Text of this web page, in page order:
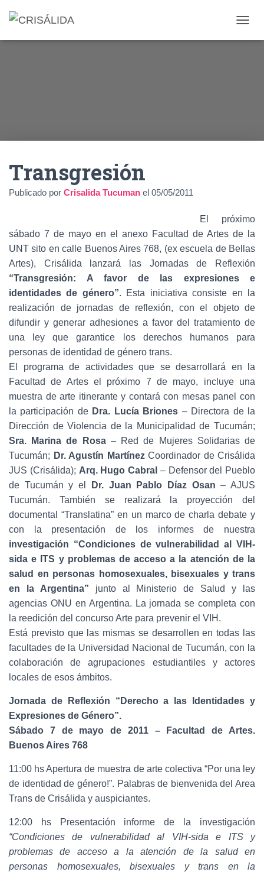
A
O
G
A
I
Ó
Transgresión
Publicado por Crisalida Tucuman el 05/05/2011
El próximo
sábado 7 de mayo en el anexo Facultad de Artes de la
UNT sito en calle Buenos Aires 768, (ex escuela de Bellas
Artes), Crisálida lanzará las Jornadas de Reflexión
“Transgresión: A favor de las expresiones e
identidades de género”. Esta iniciativa consiste en la
realización de jornadas de reflexión, con el objeto de
difundir y generar adhesiones a favor del tratamiento de
una ley que garantice los derechos humanos para
personas de identidad de género trans.
El programa de actividades que se desarrollará en la
Facultad de Artes el próximo 7 de mayo, incluye una
muestra de arte itinerante y contará con mesas panel con
la participación de Dra. Lucía Briones – Directora de la
Dirección de Violencia de la Municipalidad de Tucumán;
Sra. Marina de Rosa– Red de Mujeres Solidarias de
Tucumán; Dr. Agustín MartínezCoordinador de Crisálida
JUS (Crisálida); Arq. Hugo Cabral – Defensor del Pueblo
de Tucumán y el
Dr. Juan Pablo Díaz Osan – AJUS
Tucumán. También se realizará la proyección del
documental “Translatina” en un marco de charla debate y
con la presentación de los informes de nuestra
investigación “Condiciones de vulnerabilidad al VIH-
sida e ITS y problemas de acceso a la atención de la
salud en personas homosexuales, bisexuales y trans
en la Argentina” junto al Ministerio de Salud y las
agencias ONU en Argentina. La jornada se completa con
la reedición del concurso Arte para prevenir el VIH.
Está previsto que las mismas se desarrollen en todas las
facultades de la Universidad Nacional de Tucumán, con la
colaboración de agrupaciones estudiantiles y actores
locales de esos ámbitos.
Jornada de Reflexión “Derecho a las Identidades y
Expresiones de Género”.
Sábado 7 de mayo de 2011 – Facultad de Artes.
Buenos Aires 768
11:00 hs Apertura de muestra de arte colectiva “Por una ley
de identidad de género!”. Palabras de bienvenida del Area
Trans de Crisálida y auspiciantes.
12:00 hs Presentación informe de la investigación
“Condiciones de vulnerabilidad al VIH-sida e ITS y
problemas de acceso a la atención de la salud en
personas homosexuales, bisexuales y trans en la